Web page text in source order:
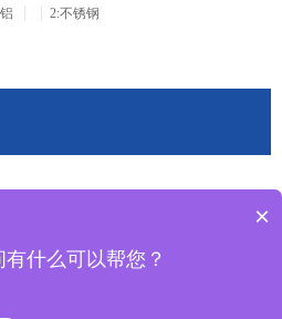
2:不锈钢
×
什么可以帮您？